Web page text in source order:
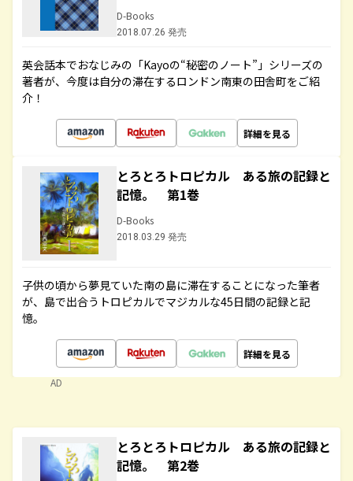
D-Books
2018.07.26 発売
英会話本でおなじみの「Kayoの“秘密のノート”」シリーズの
著者が、今度は自分の滞在するロンドン南東の田舎町をご紹
介！
詳細を見る
とろとろトロピカル ある旅の記録と
記憶。 第1巻
D-Books
2018.03.29 発売
子供の頃から夢見ていた南の島に滞在することになった筆者
が、島で出合うトロピカルでマジカルな45日間の記録と記
憶。
詳細を見る
AD
とろとろトロピカル ある旅の記録と
記憶。 第2巻